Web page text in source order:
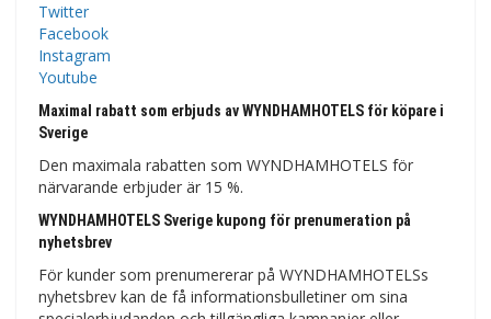
Twitter
Facebook
Instagram
Youtube
Maximal rabatt som erbjuds av WYNDHAMHOTELS för köpare i
Sverige
Den maximala rabatten som WYNDHAMHOTELS för
närvarande erbjuder är 15 %.
WYNDHAMHOTELS Sverige kupong för prenumeration på
nyhetsbrev
För kunder som prenumererar på WYNDHAMHOTELSs
nyhetsbrev kan de få informationsbulletiner om sina